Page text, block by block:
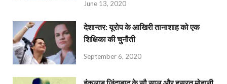
June 13, 2020
देशान्‍तर: यूरोप के आखिरी तानाशाह को एक
शिक्षिका की चुनौती
September 6, 2020